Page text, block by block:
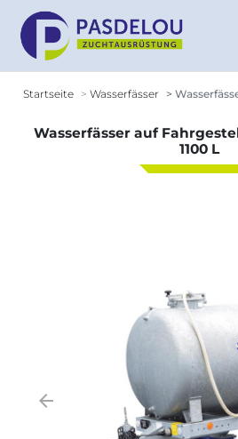
Startseite Wasserfässer
Wasserfässer auf
1100 L
Zurück
arrow_backward